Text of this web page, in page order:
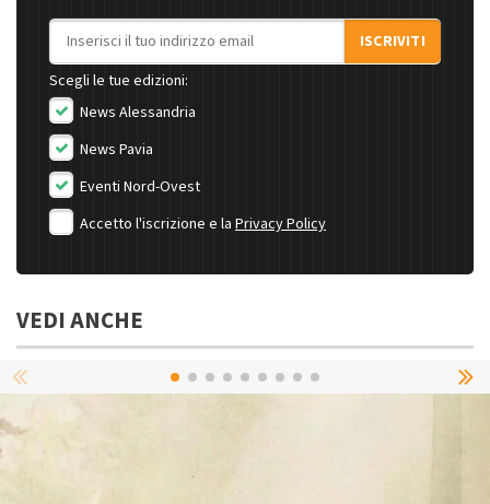
Indirizzo email
ISCRIVITI
Scegli le tue edizioni:
News Alessandria
News Pavia
Eventi Nord-Ovest
Accetto l'iscrizione e la Privacy Policy
VEDI ANCHE